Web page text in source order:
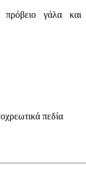
γάλα και
πεδία